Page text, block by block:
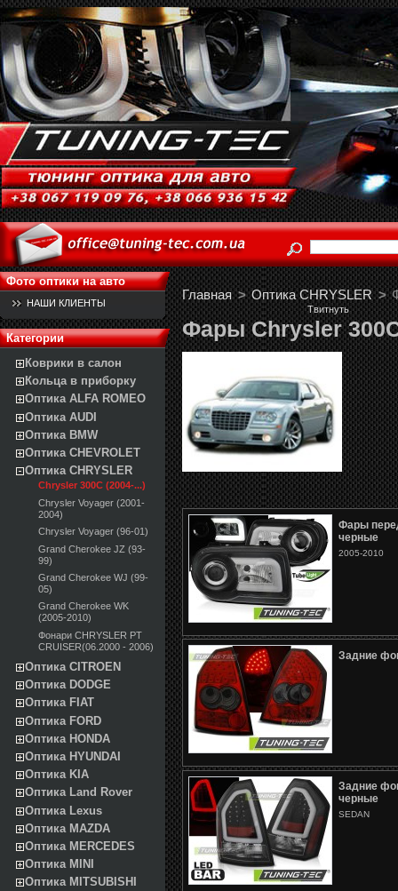
Фото оптики на авто
НАШИ КЛИЕНТЫ
Категории
Коврики в салон
Кольца в приборку
Оптика ALFA ROMEO
Оптика AUDI
Оптика BMW
Оптика CHEVROLET
Оптика CHRYSLER
Chrysler 300C (2004-...)
Chrysler Voyager (2001-
2004)
Chrysler Voyager (96-01)
Grand Cherokee JZ (93-
99)
Grand Cherokee WJ (99-
05)
Grand Cherokee WK
(2005-2010)
Фонари CHRYSLER PT
CRUISER(06.2000 - 2006)
Оптика CITROEN
Оптика DODGE
Оптика FIAT
Оптика FORD
Оптика HONDA
Оптика HYUNDAI
Оптика KIA
Оптика Land Rover
Оптика Lexus
Оптика MAZDA
Оптика MERCEDES
Оптика MINI
Оптика MITSUBISHI
Главная > Оптика CHRYSLER >
Твитнуть
Фары Chrysler
Фары
черные
2005-2010
Задние
Задние
черные
SEDAN